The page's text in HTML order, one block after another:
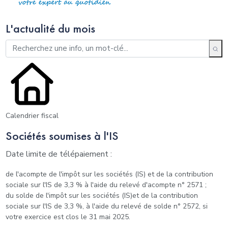
L'actualité du mois
Calendrier fiscal
Sociétés soumises à l'IS
Date limite de télépaiement :
de l'acompte de l'impôt sur les sociétés (IS) et de la contribution
sociale sur l'IS de 3,3 % à l'aide du relevé d'acompte n° 2571 ;
du solde de l'impôt sur les sociétés (IS)et de la contribution
sociale sur l'IS de 3,3 %, à l'aide du relevé de solde n° 2572, si
votre exercice est clos le 31 mai 2025.